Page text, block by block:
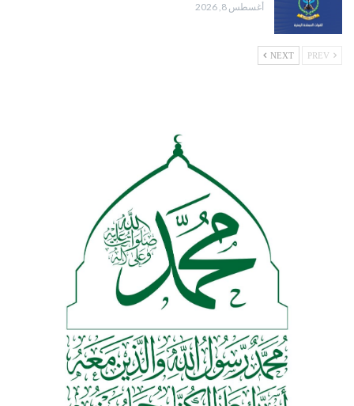
أغسطس 8, 2026
NEXT